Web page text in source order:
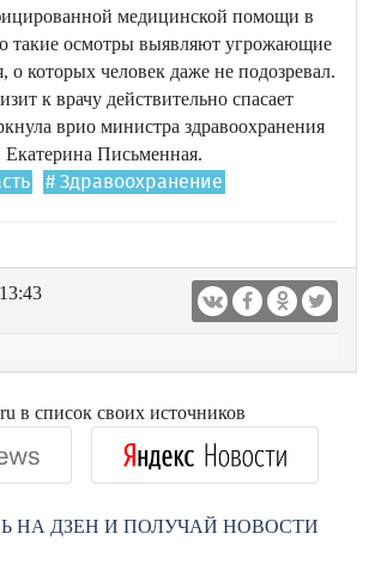
медицинской помощи в
такие осмотры выявляют угрожающие
о которых человек даже не подозревал.
к врачу действительно спасает
врио министра здравоохранения
Екатерина Письменная.
# Здравоохранение
13:43
в список своих источников
НА ДЗЕН И ПОЛУЧАЙ НОВОСТИ